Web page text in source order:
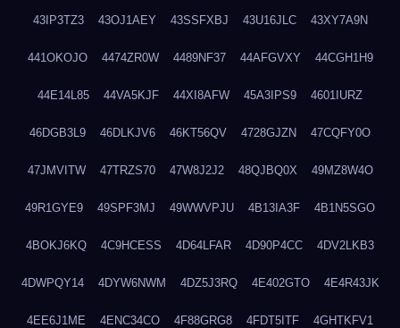
43IP3TZ3 43OJ1AEY 43SSFXBJ 43U16JLC 43XY7A9N
441OKOJO 4474ZR0W 4489NF37 44AFGVXY 44CGH1H9
44E14L85 44VA5KJF 44XI8AFW 45A3IPS9 4601IURZ
46DGB3L9 46DLKJV6 46KT56QV 4728GJZN 47CQFY0O
47JMVITW 47TRZS70 47W8J2J2 48QJBQ0X 49MZ8W4O
49R1GYE9 49SPF3MJ 49WWVPJU 4B13IA3F 4B1N5SGO
4BOKJ6KQ 4C9HCESS 4D64LFAR 4D90P4CC 4DV2LKB3
4DWPQY14 4DYW6NWM 4DZ5J3RQ 4E402GTO 4E4R43JK
4EE6J1ME 4ENC34CO 4F88GRG8 4FDT5ITF 4GHTKFV1